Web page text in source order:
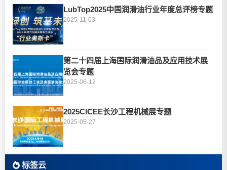
LubTop2025中国润滑油行业年度总评榜专题
2025-11-03
第二十四届上海国际润滑油品及应用技术展
览会专题
2025-06-12
2025CICEE长沙工程机械展专题
2025-05-27
标签云